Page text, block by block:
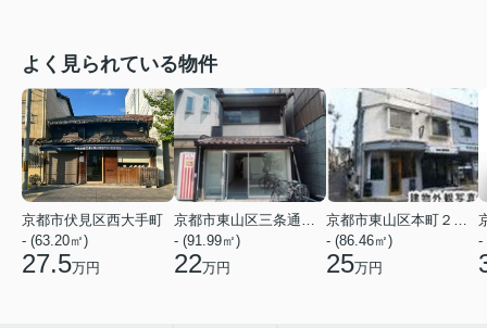
よく見られている物件
京都市伏見区西大手町
- (63.20㎡)
27.5万円
京都市東山区三条通北裏白川筋西入２丁目東姉小路町
- (91.99㎡)
22万円
京都市東山区本町２２丁目
- (86.46㎡)
25万円
-